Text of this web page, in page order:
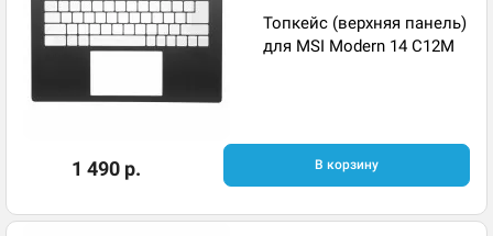
Топкейс (верхняя панель)
для MSI Modern 14 C12M
1 490 р. В корзину